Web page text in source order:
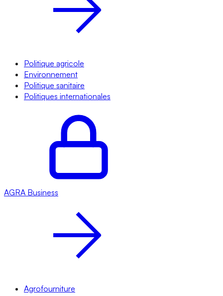
Politique agricole
Environnement
Politique sanitaire
Politiques internationales
AGRA Business
Agrofourniture